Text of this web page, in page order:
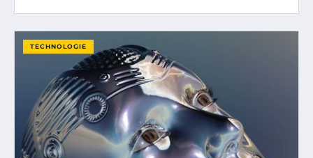
TECHNOLOGIE